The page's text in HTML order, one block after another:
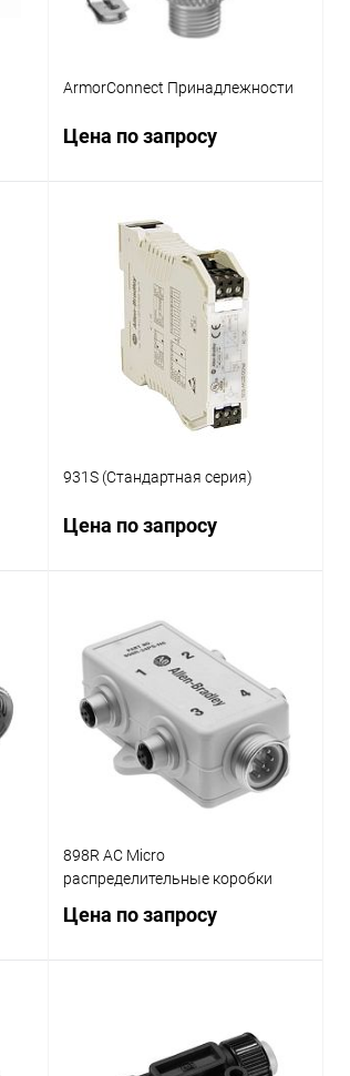
ArmorConnect Принадлежности
Цена по запросу
Запросить цену
Купить в 1 клик Сравнение
В избранное
Наличие
уточняйте
931S (Стандартная серия)
Цена по запросу
Запросить цену
Купить в 1 клик Сравнение
В избранное
Наличие
уточняйте
898R AC Micro
распределительные коробки
Цена по запросу
Купить в 1 клик Сравнение